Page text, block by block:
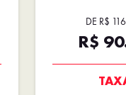
DE R$
R$